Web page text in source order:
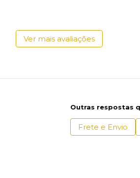
Ver mais avaliações
Outras respostas
Frete e Envio